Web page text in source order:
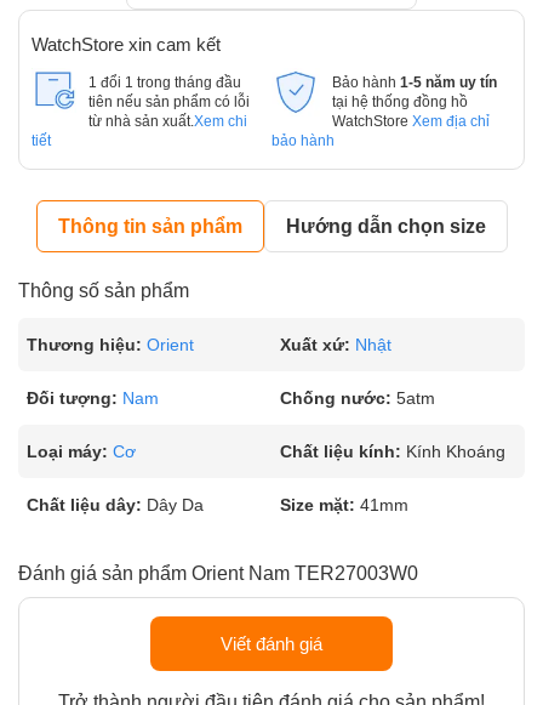
WatchStore xin cam kết
1 đổi 1 trong tháng đầu
tiên nếu sản phẩm có lỗi
từ nhà sản xuất. Xem chi
tiết
Bảo hành 1-5 năm uy tín
tại hệ thống đồng hồ
WatchStore Xem địa chỉ
bảo hành
Thông tin sản phẩm Hướng dẫn chọn size
Thông số sản phẩm
Thương hiệu: Orient Xuất xứ: Nhật
Đối tượng: Nam Chống nước: 5atm
Loại máy: Cơ Chất liệu kính: Kính Khoáng
Chất liệu dây: Dây Da Size mặt: 41mm
Đánh giá sản phẩm Orient Nam TER27003W0
Viết đánh giá